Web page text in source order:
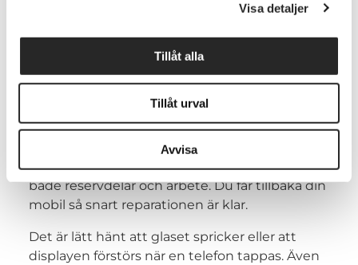
Visa detaljer
Tillåt alla
Tillåt urval
Avvisa
Har det uppstått en spricka i glaset på din
iPhone 12? Då behöver hela skärmen bytas ut,
inklusive displayen. Detta beror på att glaset
och displayen är fastlimmade från fabrik och
därför inte går att separera.
Hos oss utförs alla skärmbyten snabbt och
professionellt av våra erfarna tekniker. Vi
använder kvalitetsdelar och ger garanti på
både reservdelar och arbete. Du får tillbaka din
mobil så snart reparationen är klar.
Det är lätt hänt att glaset spricker eller att
displayen förstörs när en telefon tappas. Även